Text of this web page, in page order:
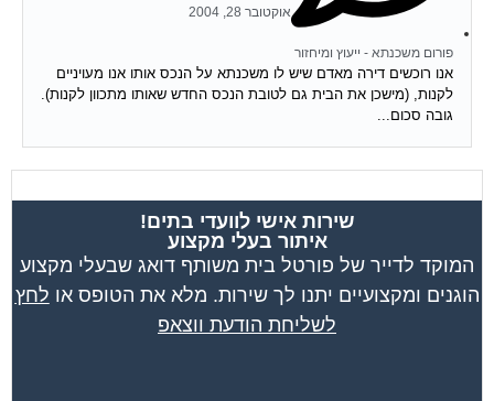
פורום משכנתא - ייעוץ ומיחזור
אוקטובר 28, 2004
אנו רוכשים דירה מאדם שיש לו משכנתא על הנכס אותו אנו מעויניים
לקנות, (מישכן את הבית גם לטובת הנכס החדש שאותו מתכוון לקנות).
גובה סכום...
שירות אישי לוועדי בתים!
איתור בעלי מקצוע
המוקד לדייר של פורטל בית משותף דואג שבעלי מקצוע
הוגנים ומקצועיים יתנו לך שירות. מלא את הטופס או לחץ
לשליחת הודעת ווצאפ